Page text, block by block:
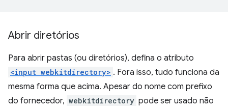
Abrir diretórios
Para abrir pastas (ou diretórios), defina o atributo
<input webkitdirectory> . Fora isso, tudo funciona da
mesma forma que acima. Apesar do nome com prefixo
do fornecedor, webkitdirectory pode ser usado não